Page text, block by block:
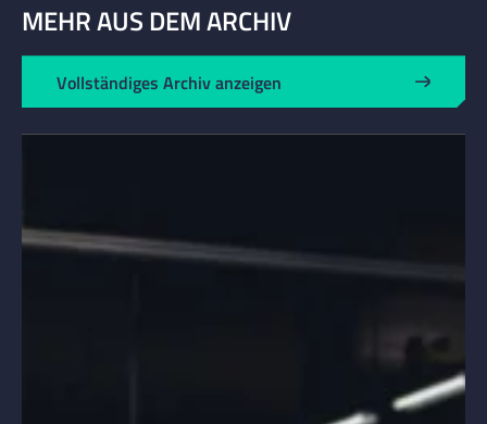
MEHR AUS DEM ARCHIV
Vollständiges Archiv anzeigen